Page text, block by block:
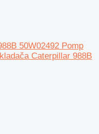
50W02492 Pomp
Caterpillar 988B